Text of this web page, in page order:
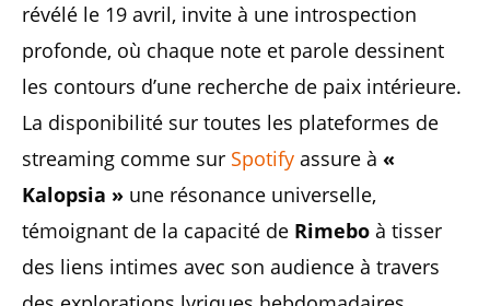
révélé le 19 avril, invite à une introspection
profonde, où chaque note et parole dessinent
les contours d’une recherche de paix intérieure.
La disponibilité sur toutes les plateformes de
streaming comme sur Spotify assure à «
Kalopsia » une résonance universelle,
témoignant de la capacité de Rimebo à tisser
des liens intimes avec son audience à travers